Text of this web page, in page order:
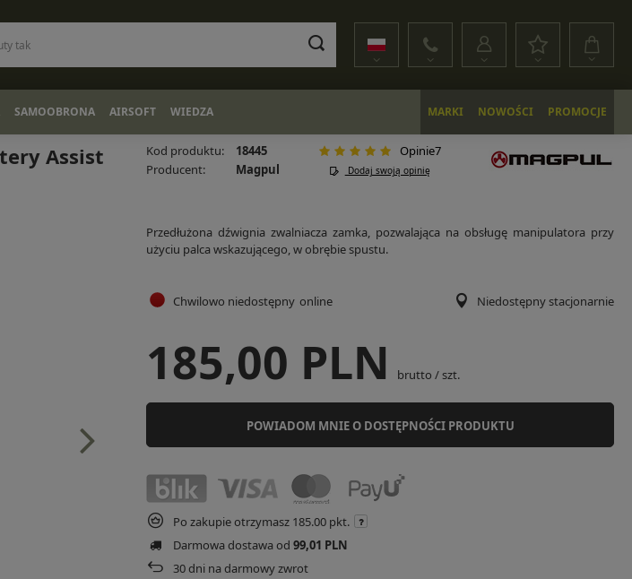
SAMOOBRONA AIRSOFT WIEDZA MARKI NOWOŚCI PROMOCJE
Assist
Kod produktu:
18445
Producent:
Magpul
Opinie7
Dodaj swoją opinię
Przedłużona dźwignia zwalniacza zamka, pozwalająca na obsługę manipulatora przy
użyciu palca wskazującego, w obrębie spustu.
Chwilowo niedostępny online Niedostępny stacjonarnie
185,00 PLN brutto /szt.
POWIADOM MNIE O DOSTĘPNOŚCI PRODUKTU
Po zakupie otrzymasz 185.00 pkt.
Darmowa dostawa od99,01 PLN
30dni na darmowy zwrot